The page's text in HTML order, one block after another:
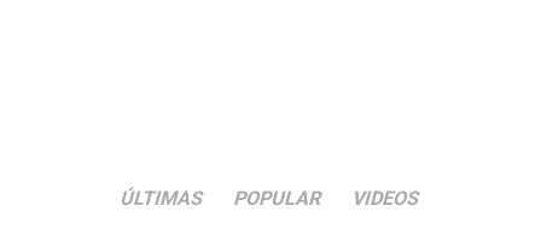
ÚLTIMAS POPULAR VIDEOS